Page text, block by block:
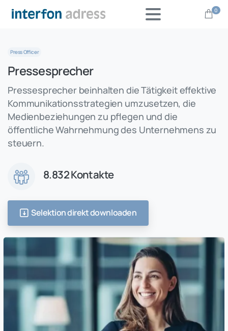
0
Press Officer
Pressesprecher
Pressesprecher beinhalten die Tätigkeit effektive
Kommunikationsstrategien umzusetzen, die
Medienbeziehungen zu pflegen und die
öffentliche Wahrnehmung des Unternehmens zu
steuern.
8.832 Kontakte
Selektion direkt downloaden